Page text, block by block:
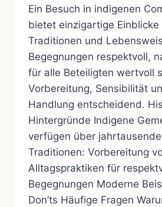
Ein Besuch in indigenen
bietet einzigartige Einblicke
Traditionen und
Begegnungen respektvoll,
für alle Beteiligten wertvoll
Vorbereitung, Sensibilität
Handlung entscheidend.
Hintergründe Indigene
verfügen über
Traditionen: Vorbereitung
Alltagspraktiken für
Begegnungen Moderne
Don’ts Häufige Fragen